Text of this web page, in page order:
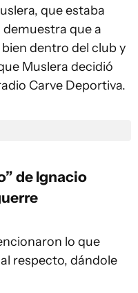
que estaba
que a
dentro del club y
Muslera decidió
Carve Deportiva.
de Ignacio
lo que
respecto, dándole